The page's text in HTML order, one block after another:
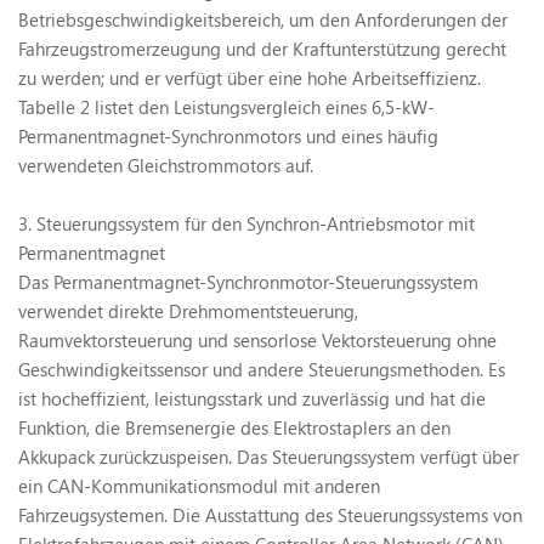
Betriebsgeschwindigkeitsbereich, um den Anforderungen der
Fahrzeugstromerzeugung und der Kraftunterstützung gerecht
zu werden; und er verfügt über eine hohe Arbeitseffizienz.
Tabelle 2 listet den Leistungsvergleich eines 6,5-kW-
Permanentmagnet-Synchronmotors und eines häufig
verwendeten Gleichstrommotors auf.
3. Steuerungssystem für den Synchron-Antriebsmotor mit
Permanentmagnet
Das Permanentmagnet-Synchronmotor-Steuerungssystem
verwendet direkte Drehmomentsteuerung,
Raumvektorsteuerung und sensorlose Vektorsteuerung ohne
Geschwindigkeitssensor und andere Steuerungsmethoden. Es
ist hocheffizient, leistungsstark und zuverlässig und hat die
Funktion, die Bremsenergie des Elektrostaplers an den
Akkupack zurückzuspeisen. Das Steuerungssystem verfügt über
ein CAN-Kommunikationsmodul mit anderen
Fahrzeugsystemen. Die Ausstattung des Steuerungssystems von